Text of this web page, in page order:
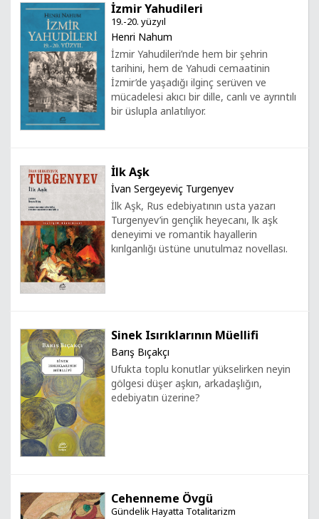
İzmir Yahudileri
19.-20. yüzyıl
Henri Nahum
İzmir Yahudileri’nde hem bir şehrin
tarihini, hem de Yahudi cemaatinin
İzmir’de yaşadığı ilginç serüven ve
mücadelesi akıcı bir dille, canlı ve ayrıntılı
bir üslupla anlatılıyor.
İlk Aşk
İvan Sergeyeviç Turgenyev
İlk Aşk, Rus edebiyatının usta yazarı
Turgenyev’in gençlik heyecanı, lk aşk
deneyimi ve romantik hayallerin
kırılganlığı üstüne unutulmaz novellası.
Sinek Isırıklarının Müellifi
Barış Bıçakçı
Ufukta toplu konutlar yükselirken neyin
gölgesi düşer aşkın, arkadaşlığın,
edebiyatın üzerine?
Cehenneme Övgü
Gündelik Hayatta Totalitarizm